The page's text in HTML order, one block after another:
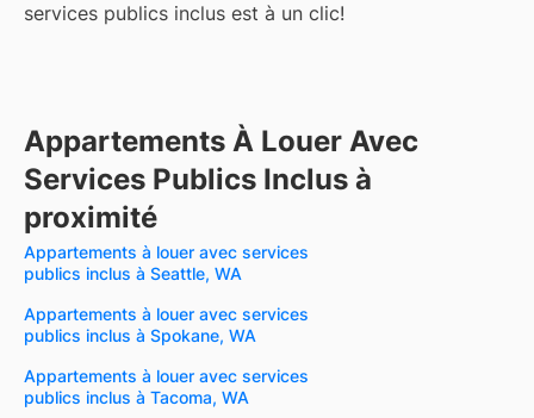
services publics inclus est à un clic!
Appartements À Louer Avec
Services Publics Inclus à
proximité
Appartements à louer avec services
publics inclus à Seattle, WA
Appartements à louer avec services
publics inclus à Spokane, WA
Appartements à louer avec services
publics inclus à Tacoma, WA